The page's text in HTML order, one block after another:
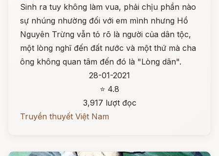
Sinh ra tuy không làm vua, phải chịu phần nào
sự nhúng nhường đối với em mình nhưng Hồ
Nguyên Trừng vẫn tỏ rõ là người của dân tộc,
một lòng nghĩ đến đất nước và một thứ mà cha
ông không quan tâm đến đó là "Lòng dân".
28-01-2021
⭐ 4.8
3,917 lượt đọc
Truyền thuyết Việt Nam